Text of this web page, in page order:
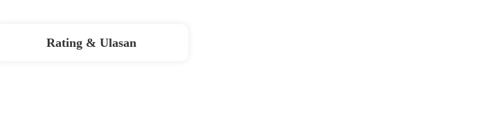
Rating & Ulasan